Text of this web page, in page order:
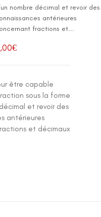
nombre décimal et revoir des
antérieures
fractions et...
€
être capable
sous la forme
et revoir des
antérieures
et décimaux